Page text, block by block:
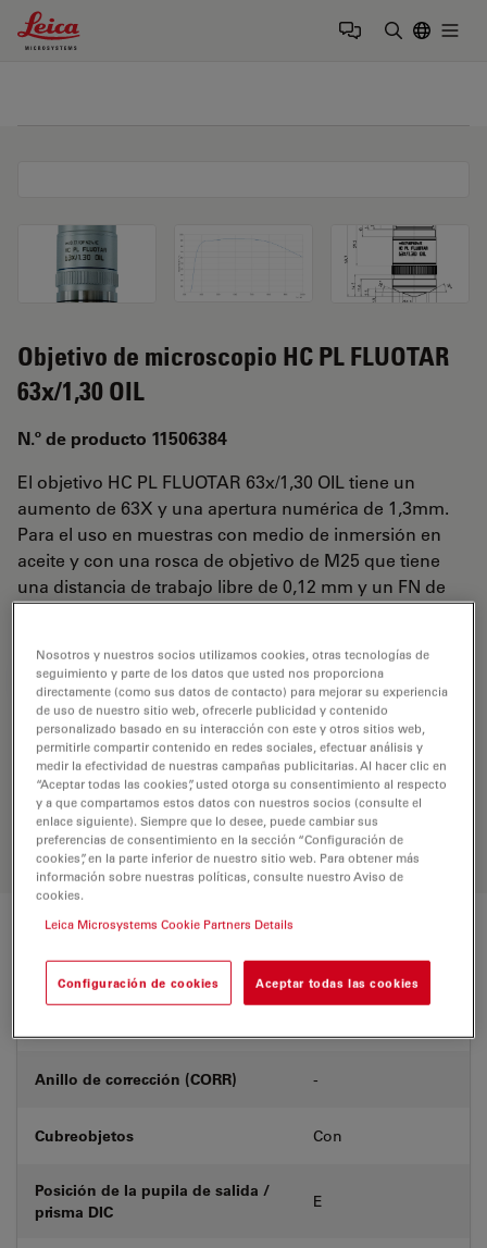
Leica Microsystems Logo
Objetivo de microscopio HC PL FLUOTAR
63x/1,30 OIL
N.º de producto 11506384
El objetivo HC PL FLUOTAR 63x/1,30 OIL tiene un
aumento de 63X y una apertura numérica de 1,3mm.
Para el uso en muestras con medio de inmersión en
aceite y con una rosca de objetivo de M25 que tiene
una distancia de trabajo libre de 0,12 mm y un FN de
REQUEST FOR QUOTE
Encuentre la solución ideal. Explore
nuestroBuscador de Objetivos,
compare alternativas y encuentre la
opción que mejor se adapte a sus
necesidades.
Anillo de corrección (CORR) -
Cubreobjetos Con
Posición de la pupila de salida /
prisma DIC
E
Nosotros y nuestros socios utilizamos cookies, otras tecnologías de
seguimiento y parte de los datos que usted nos proporciona
directamente (como sus datos de contacto) para mejorar su experiencia
de uso de nuestro sitio web, ofrecerle publicidad y contenido
personalizado basado en su interacción con este y otros sitios web,
permitirle compartir contenido en redes sociales, efectuar análisis y
medir la efectividad de nuestras campañas publicitarias. Al hacer clic en
“Aceptar todas las cookies”, usted otorga su consentimiento al respecto
y a que compartamos estos datos con nuestros socios (consulte el
enlace siguiente). Siempre que lo desee, puede cambiar sus
preferencias de consentimiento en la sección “Configuración de
cookies”, en la parte inferior de nuestro sitio web. Para obtener más
información sobre nuestras políticas, consulte nuestro Aviso de
cookies.
Leica Microsystems Cookie Partners Details
Configuración de cookies Aceptar todas las cookies